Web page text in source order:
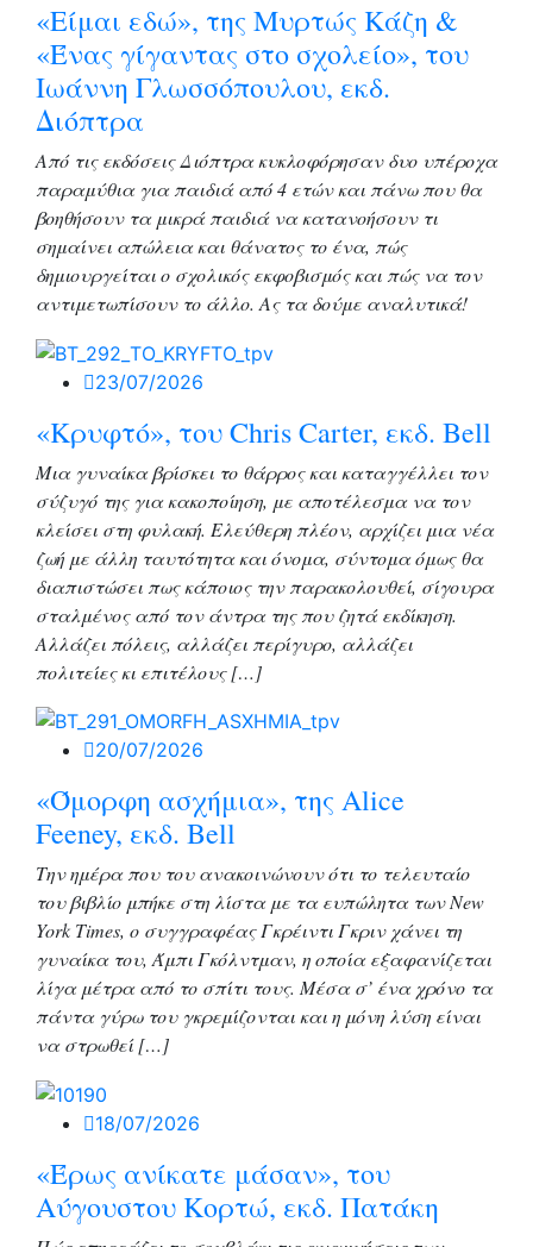
«Είμαι εδώ», της Μυρτώς Κάζη &
«Ένας γίγαντας στο σχολείο», του
Ιωάννη Γλωσσόπουλου, εκδ.
Διόπτρα
Από τις εκδόσεις Διόπτρα κυκλοφόρησαν δυο υπέροχα
παραμύθια για παιδιά από 4 ετών και πάνω που θα
βοηθήσουν τα μικρά παιδιά να κατανοήσουν τι
σημαίνει απώλεια και θάνατος το ένα, πώς
δημιουργείται ο σχολικός εκφοβισμός και πώς να τον
αντιμετωπίσουν το άλλο. Ας τα δούμε αναλυτικά!
23/07/2026
«Κρυφτό», του Chris Carter, εκδ. Bell
Μια γυναίκα βρίσκει το θάρρος και καταγγέλλει τον
σύζυγό της για κακοποίηση, με αποτέλεσμα να τον
κλείσει στη φυλακή. Ελεύθερη πλέον, αρχίζει μια νέα
ζωή με άλλη ταυτότητα και όνομα, σύντομα όμως θα
διαπιστώσει πως κάποιος την παρακολουθεί, σίγουρα
σταλμένος από τον άντρα της που ζητά εκδίκηση.
Αλλάζει πόλεις, αλλάζει περίγυρο, αλλάζει
πολιτείες κι επιτέλους […]
20/07/2026
«Όμορφη ασχήμια», της Alice
Feeney, εκδ. Bell
Την ημέρα που του ανακοινώνουν ότι το τελευταίο
του βιβλίο μπήκε στη λίστα με τα ευπώλητα των New
York Times, ο συγγραφέας Γκρέιντι Γκριν χάνει τη
γυναίκα του, Άμπι Γκόλντμαν, η οποία εξαφανίζεται
λίγα μέτρα από το σπίτι τους. Μέσα σ’ ένα χρόνο τα
πάντα γύρω του γκρεμίζονται και η μόνη λύση είναι
να στρωθεί […]
18/07/2026
«Έρως ανίκατε μάσαν», του
Αύγουστου Κορτώ, εκδ. Πατάκη